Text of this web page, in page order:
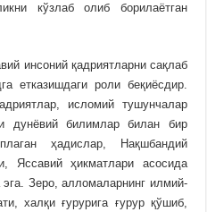
кўзлаб олиб борилаётган
инсоний қадриятларни сақлаб
етказишдаги роли беқиёсдир.
исломий тушунчалар
дунёвий билимлар билан бир
ҳадислар, Нақшбандий
Яссавий ҳикматлари асосида
Зеро, алломаларнинг илмий-
халқи ғурурига ғурур қўшиб,